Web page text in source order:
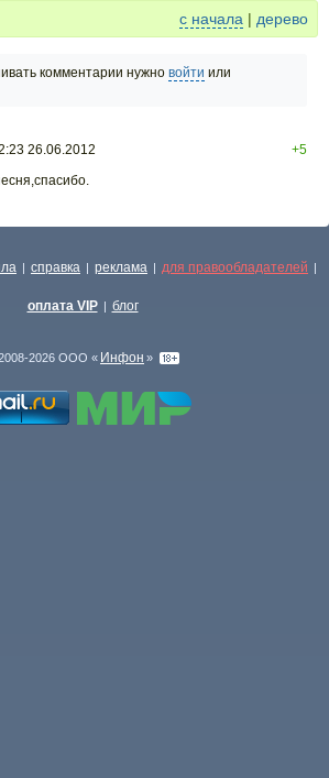
с начала | дерево
комментарии нужно войти или
26.06.2012
+5
| справка | реклама | для правообладателей |
оплата VIP | блог
2026 ООО « Инфон »